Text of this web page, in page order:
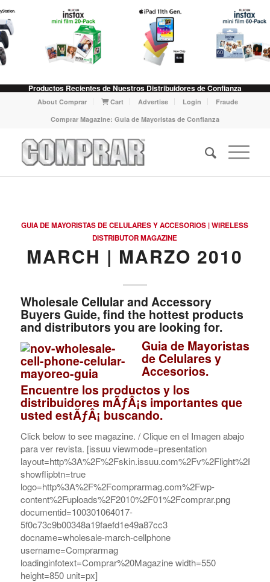
Productos Recientes de Nuestros Distribuidores de Confianza
About Comprar Cart Advertise Login
Fraude
Comprar Magazine: Guia de Mayoristas de Confianza
GUIA DE MAYORISTAS DE CELULARES Y ACCESORIOS | WIRELESS
DISTRIBUTOR MAGAZINE
MARCH | MARZO 2010
Wholesale Cellular and Accessory
Buyers Guide, find the hottest products
and distributors you are looking for.
Guia de Mayoristas
de Celulares y
Accesorios.
Encuentre los productos y los
distribuidores mÃƒÂ¡s importantes que
usted estÃƒÂ¡ buscando.
Click below to see magazine. / Clique en el Imagen abajo
para ver revista. [issuu viewmode=presentation
showflipbtn=true
logo=http%3A%2F%2Fcomprarmag.com%2Fwp-
content%2Fuploads%2F2010%2F01%2Fcomprar.png
documentid=100301064017-
5f0c73c9b00348a19faefd1e49a87cc3
docname=wholesale-march-cellphone
username=Comprarmag
loadinginfotext=Comprar%20Magazine width=550
height=850 unit=px]